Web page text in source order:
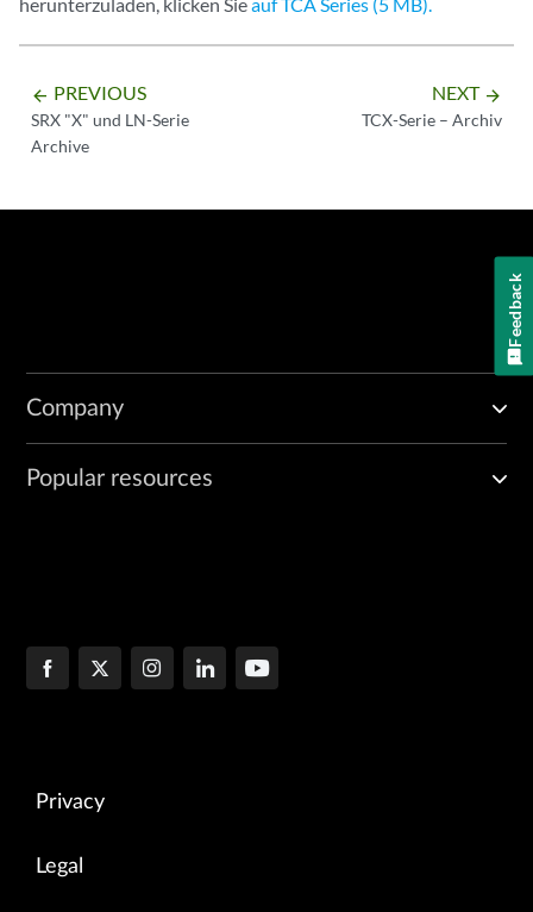
arrow_backward PREVIOUS
SRX "X" und LN-Serie
Archive
NEXT arrow_forward
TCX-Serie – Archiv
Company
Popular resources
Privacy
Legal
Feedback